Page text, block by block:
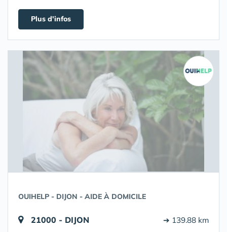
Plus d'infos
OUIHELP - DIJON - AIDE À DOMICILE
21000 - DIJON ➔ 139.88 km